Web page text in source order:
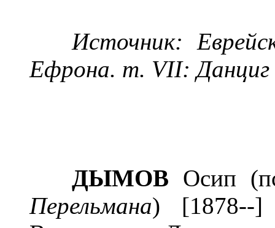
Источник:
Ефрона. т. VII: Данциг
ДЫМОВ Осип
Перельмана) [1878--]